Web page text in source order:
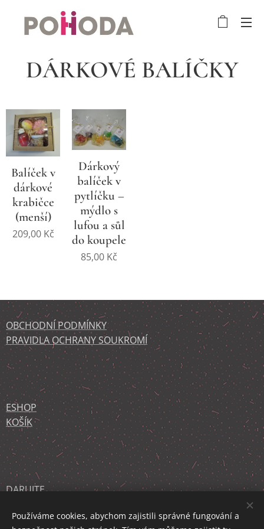
DÁRKOVÉ BALÍČKY
Balíček v
dárkové
krabičce
(menší)
209,00Kč
Dárkový
balíček v
pytlíčku –
mýdlo s
lufou a sůl
do koupele
85,00 Kč
OBCHODNÍ PODMÍNKY
PRAVIDLA OCHRANY SOUKROMÍ
ESHOP
KOŠÍK
DARUJTE
Používáme cookies, abychom zajistili správné fungování a